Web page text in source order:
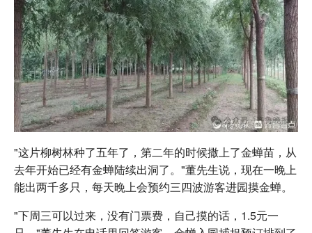
"这片柳树林种了五年了，第二年的时候撒上了金蝉苗，从
去年开始已经有金蝉陆续出洞了。"董先生说，现在一晚上
能出两千多只，每天晚上会预约三四波游客进园摸金蝉。
"下周三可以过来，没有门票费，自己摸的话，1.5元一